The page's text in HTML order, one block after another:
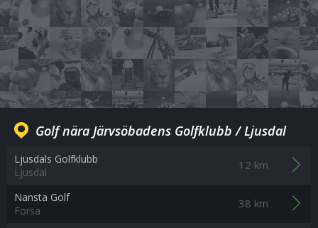
Golf nära Järvsöbadens Golfklubb / Ljusdal
Ljusdals Golfklubb
Ljusdal
12 km
Nansta Golf
Forsa
38 km